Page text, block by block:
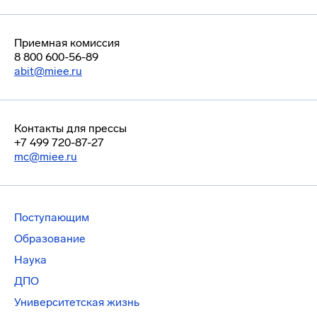
Приемная комиссия
8 800 600-56-89
abit@miee.ru
Контакты для прессы
+7 499 720-87-27
mc@miee.ru
Поступающим
Образование
Наука
ДПО
Университетская жизнь